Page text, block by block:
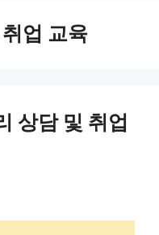
업 교육
상담 및 취업